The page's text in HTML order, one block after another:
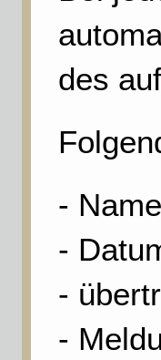
des
-
-
-
-